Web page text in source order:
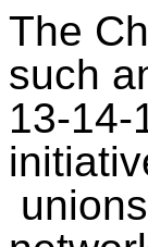
The
such
13-14-